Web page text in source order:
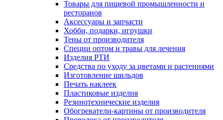
Товары для пищевой промышленности и
ресторанов
Аксессуары и запчасти
Хобби, подарки, игрушки
Тены от производителя
Специи оптом и травы для лечения
Изделия РТИ
Средства по уходу за цветами и растениями
Изготовление шильдов
Печать наклеек
Пластиковые изделия
Резинотехнические изделия
Обогреватели-картины от производителя